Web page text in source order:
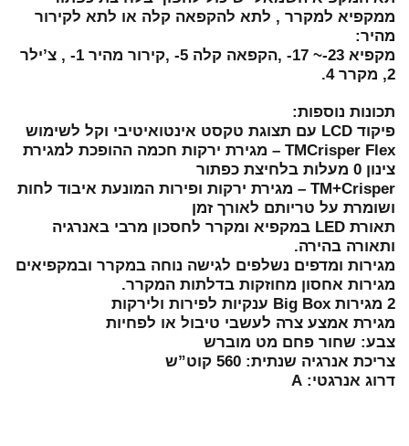
ממקפיא למקרר , לתא להקפאה קלה או לתא לקירור
מהיר:
מקפיא 23-~ 17- ,הקפאה קלה 5- ,קירור מהיר 1- , צ’ילר
2, מקרר 4.
תכונות נוספות:
פיקוד LCD עם תצוגת טקסט אינטואיטיבי וקל לשימוש
TMCrisper Flex – מגירת ירקות חכמה ההופכת למגירת
צינון 0 מעלות בלחיצת כפתור
TM+Crisper – מגירת ירקות ופירות המונעת איבוד לחות
ושומרת על טריותם לאורך זמן
תאורת LED במקפיא ומקרר לחסכון מרבי באנרגיה
ותאורה בהירה.
מגירות ומדפים נשלפים לגישה נוחה במקרר ובמקפיאים
מגירות אחסון מחוזקות בדלתות המקרר.
2 מגירות Big Box ענקיות לפירות ולירקות
מגירת אמצע צרה לעשבי טיבול או לפחיות
צבע: שחור פחם מט מוברש
צריכת אנרגיה שנתית: 560 קוט”ש
דרוג אנרגטי: A